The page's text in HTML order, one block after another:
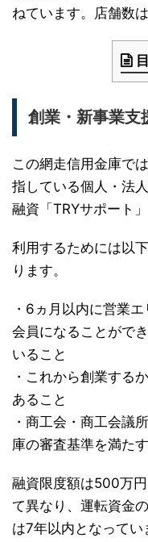
ねています。店舗数
創業・新事業支
この網走信用金庫で
指している個人・法
融資「TRYサポート
利用するためには以
ります。
・6ヵ月以内に営業
会員になることがで
いること
・これから創業する
あること
・商工会・商工会議
庫の審査基準を満た
融資限度額は500万
て異なり、運転資金
は7年以内となってい